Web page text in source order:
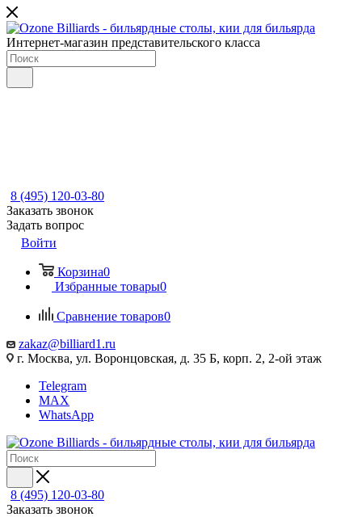
Интернет-магазин представительского класса
8 (495) 120-03-80
Заказать звонок
Задать вопрос
Войти
Корзина0
Избранные товары0
Сравнение товаров0
zakaz@billiard1.ru
г. Москва, ул. Воронцовская, д. 35 Б, корп. 2, 2-ой этаж
Telegram
MAX
WhatsApp
8 (495) 120-03-80
Заказать звонок